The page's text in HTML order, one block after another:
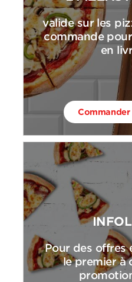
valide sur les
commande
en
Pour des offres
le premier à